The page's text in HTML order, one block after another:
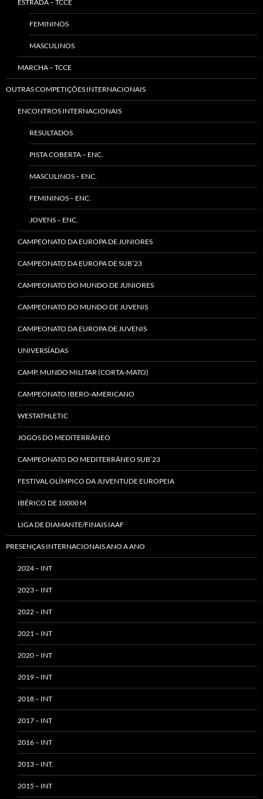
ESTRADA – TCCE
FEMININOS
MASCULINOS
MARCHA – TCCE
OUTRAS COMPETIÇÕES INTERNACIONAIS
ENCONTROS INTERNACIONAIS
RESULTADOS
PISTA COBERTA – ENC.
MASCULINOS – ENC.
FEMININOS – ENC.
JOVENS – ENC.
CAMPEONATO DA EUROPA DE JUNIORES
CAMPEONATO DA EUROPA DE SUB’23
CAMPEONATO DO MUNDO DE JUNIORES
CAMPEONATO DO MUNDO DE JUVENIS
CAMPEONATO DA EUROPA DE JUVENIS
UNIVERSÍADAS
CAMP. MUNDO MILITAR (CORTA-MATO)
CAMPEONATO IBERO-AMERICANO
WESTATHLETIC
JOGOS DO MEDITERRÂNEO
CAMPEONATO DO MEDITERRÂNEO SUB’23
FESTIVAL OLÍMPICO DA JUVENTUDE EUROPEIA
IBÉRICO DE 10000 M
LIGA DE DIAMANTE/FINAIS IAAF
PRESENÇAS INTERNACIONAIS ANO A ANO
2024 – INT
2023 – INT
2022 – INT
2021 – INT
2020 – INT
2019 – INT
2018 – INT
2017 – INT
2016 – INT
2013 – INT.
2015 – INT